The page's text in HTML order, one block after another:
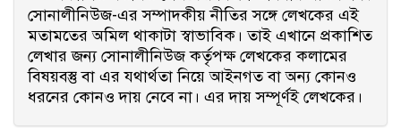
সোনালীনিউজ-এর সম্পাদকীয় নীতির সঙ্গে লেখকের এই
মতামতের অমিল থাকাটা স্বাভাবিক। তাই এখানে প্রকাশিত
লেখার জন্য সোনালীনিউজ কর্তৃপক্ষ লেখকের কলামের
বিষয়বস্তু বা এর যথার্থতা নিয়ে আইনগত বা অন্য কোনও
ধরনের কোনও দায় নেবে না। এর দায় সম্পূর্ণই লেখকের।